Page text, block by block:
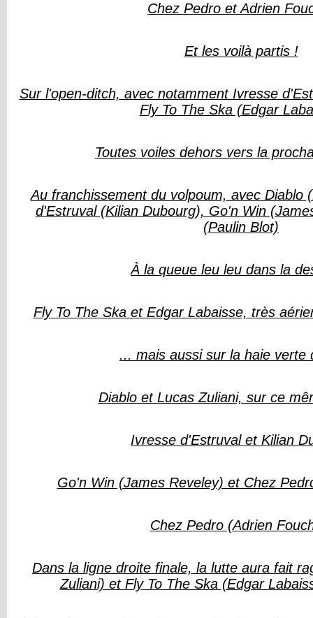
Chez Pedro et Adrien
Et les voilà partis !
Sur l'open-ditch, avec notamment Ivresse
Fly To The Ska (Edgar
Toutes voiles dehors vers la
Au franchissement du volpoum, avec Diablo
d'Estruval (Kilian Dubourg), Go'n Win
(Paulin Blot)
À la queue leu leu dans la
Fly To The Ska et Edgar Labaisse, très
... mais aussi sur la haie verte
Diablo et Lucas Zuliani, sur ce
Ivresse d'Estruval et Kilian
Go'n Win (James Reveley) et Chez
Chez Pedro (Adrien
Dans la ligne droite finale, la lutte aura fait
Zuliani) et Fly To The Ska (Edgar